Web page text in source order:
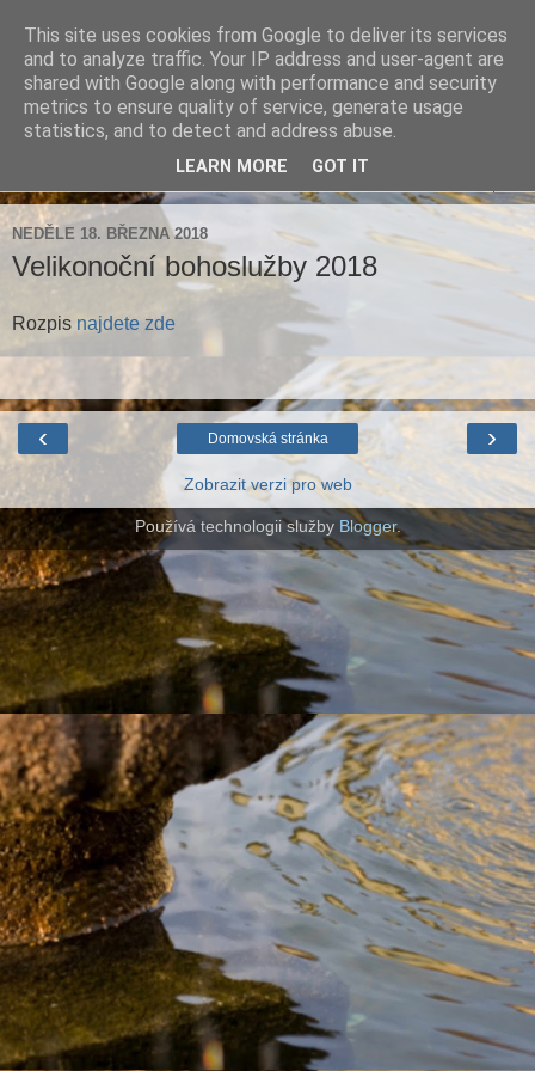
Farnost Brtnice
Aktuální informace pro farnosti Střížov a Brtnice
NEDĚLE 18. BŘEZNA 2018
Velikonoční bohoslužby 2018
Rozpis najdete zde
‹ ›
Domovská stránka
Zobrazit verzi pro web
Používá technologii služby Blogger.
This site uses cookies from Google to deliver its services
and to analyze traffic. Your IP address and user-agent are
shared with Google along with performance and security
metrics to ensure quality of service, generate usage
statistics, and to detect and address abuse.
LEARN MORE GOT IT